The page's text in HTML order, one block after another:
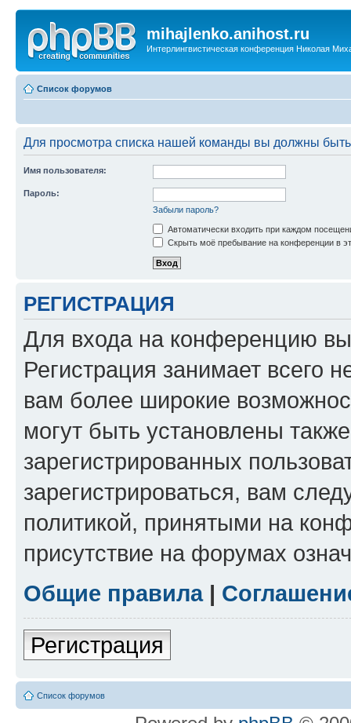
mihajlenko.anihost.ru
Интерлингвистическая конференция Николая
Список форумов
Для просмотра списка нашей команды вы должны
Имя пользователя:
Пароль:
Забыли пароль?
Автоматически входить при каждом
Скрыть моё пребывание на конференции в
РЕГИСТРАЦИЯ
Для входа на конференцию
Регистрация занимает всего
вам более широкие
могут быть установлены
зарегистрированных
зарегистрироваться, вам
политикой, принятыми на
присутствие на форумах
Общие правила|
Регистрация
Список форумов